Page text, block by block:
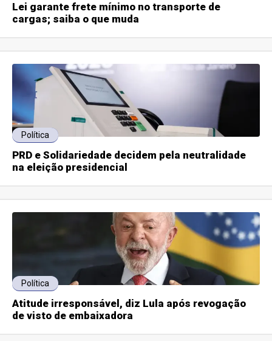
Lei garante frete mínimo no transporte de
cargas; saiba o que muda
Política
PRD e Solidariedade decidem pela neutralidade
na eleição presidencial
Política
Atitude irresponsável, diz Lula após revogação
de visto de embaixadora